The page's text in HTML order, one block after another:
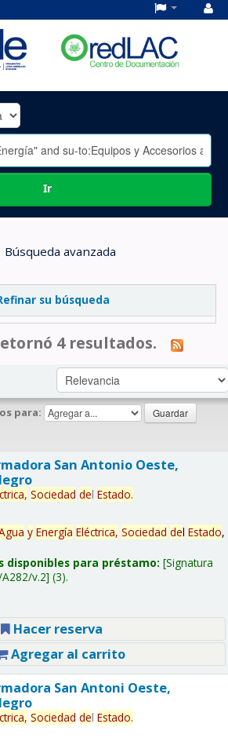
Ir
Búsqueda avanzada
su búsqueda
4 resultados.
para:
San Antonio Oeste,
Sociedad del Estado.
y Energía Eléctrica, Sociedad del Estado,
disponibles para préstamo: Signatura
v.2 (3).
Hacer reserva
Agregar al carrito
San Antoni Oeste,
Sociedad del Estado.